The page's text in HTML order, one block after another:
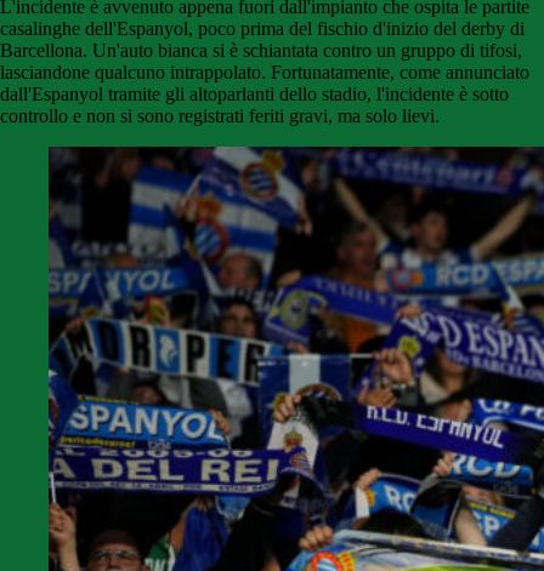
L'incidente è avvenuto appena fuori dall'impianto che ospita le partite
casalinghe dell'Espanyol, poco prima del fischio d'inizio del derby di
Barcellona. Un'auto bianca si è schiantata contro un gruppo di tifosi,
lasciandone qualcuno intrappolato. Fortunatamente, come annunciato
dall'Espanyol tramite gli altoparlanti dello stadio, l'incidente è sotto
controllo e non si sono registrati feriti gravi, ma solo lievi.